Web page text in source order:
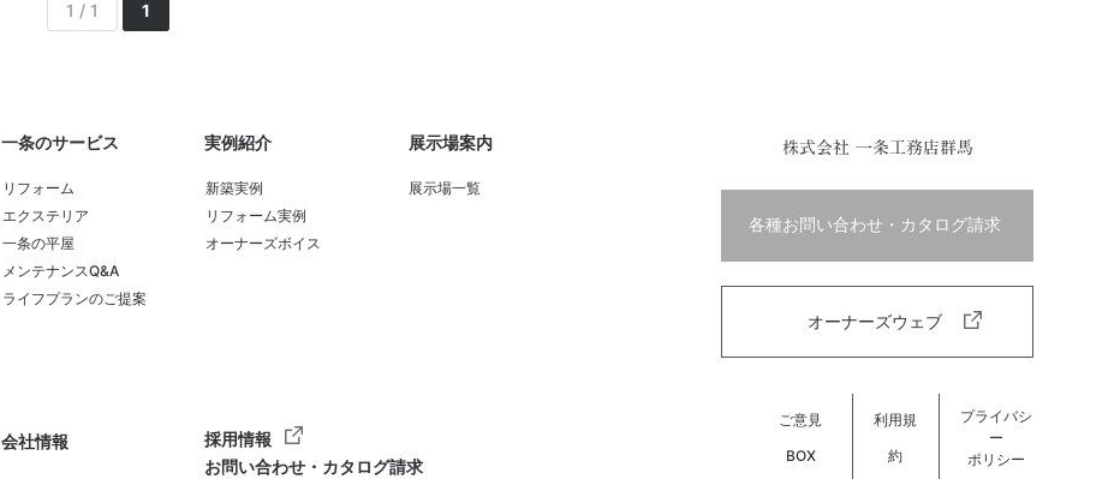
1 / 1 1
一条のサービス
リフォーム
エクステリア
一条の平屋
メンテナンスQ&A
ライフプランのご提案
実例紹介
新築実例
リフォーム実例
オーナーズボイス
展示場案内
展示場一覧
会社情報
採用情報
お問い合わせ・カタログ請求
株式会社 一条工務店群馬
各種お問い合わせ・カタログ請求
オーナーズウェブ
ご意見
BOX
利用規
約
プライバシ
ー
ポリシー